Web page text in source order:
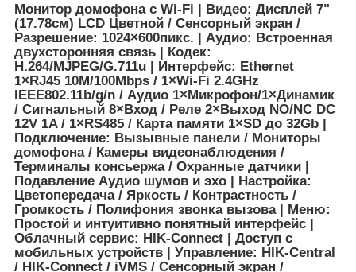
Монитор домофона с Wi-Fi | Видео: Дисплей 7"
(17.78см) LCD Цветной / Сенсорный экран /
Разрешение: 1024×600пикс. | Аудио: Встроенная
двухсторонняя связь | Кодек:
H.264/MJPEG/G.711u | Интерфейс: Ethernet
1×RJ45 10M/100Mbps / 1×Wi-Fi 2.4GHz
IEEE802.11b/g/n / Аудио 1×Микрофон/1×Динамик
/ Сигнальный 8×Вход / Реле 2×Выход NO/NC DC
12V 1A / 1×RS485 / Карта памяти 1×SD до 32Gb |
Подключение: Вызывные панели / Мониторы
домофона / Камеры видеонаблюдения /
Терминалы консьержа / Охранные датчики |
Подавление Аудио шумов и эхо | Настройка:
Цветопередача / Яркость / Контрастность /
Громкость / Полифония звонка вызова | Меню:
Простой и интуитивно понятный интерфейс |
Облачный сервис: HIK-Connect | Доступ с
мобильных устройств | Управление: HIK-Central
/ HIK-Connect / iVMS / Сенсорный экран /